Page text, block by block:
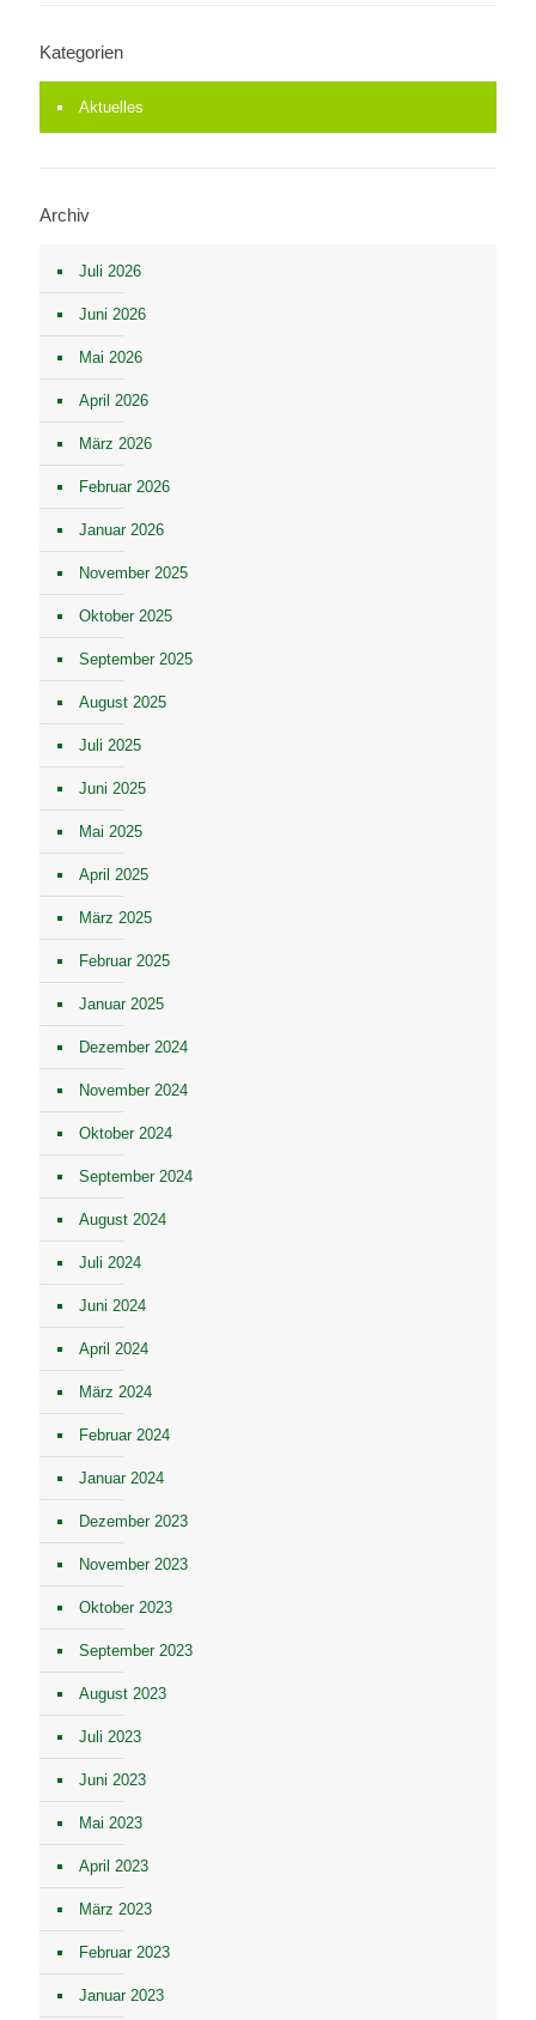
Kategorien
Aktuelles
Archiv
Juli 2026
Juni 2026
Mai 2026
April 2026
März 2026
Februar 2026
Januar 2026
November 2025
Oktober 2025
September 2025
August 2025
Juli 2025
Juni 2025
Mai 2025
April 2025
März 2025
Februar 2025
Januar 2025
Dezember 2024
November 2024
Oktober 2024
September 2024
August 2024
Juli 2024
Juni 2024
April 2024
März 2024
Februar 2024
Januar 2024
Dezember 2023
November 2023
Oktober 2023
September 2023
August 2023
Juli 2023
Juni 2023
Mai 2023
April 2023
März 2023
Februar 2023
Januar 2023